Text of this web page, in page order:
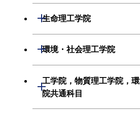
電気電子系
経営工学系
初年次専門科目
創造プロセス科目
初年次専門科目
共通専門科目
数理・計算科学系
初年次専門科目
創造プロセス科目
生命理工学院
開閉
生命理工学系
創造プロセス科目
環境・社会理工学院
開閉
建築学系
工学院，物質理工学院，
院共通科目
開閉